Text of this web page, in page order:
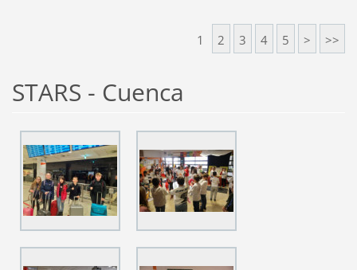
1 2 3 4 5 > >>
STARS - Cuenca